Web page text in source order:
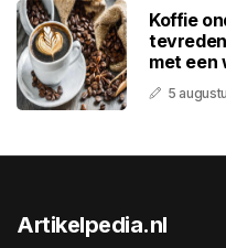
Koffie
met een
5
Artikelpedia.nl